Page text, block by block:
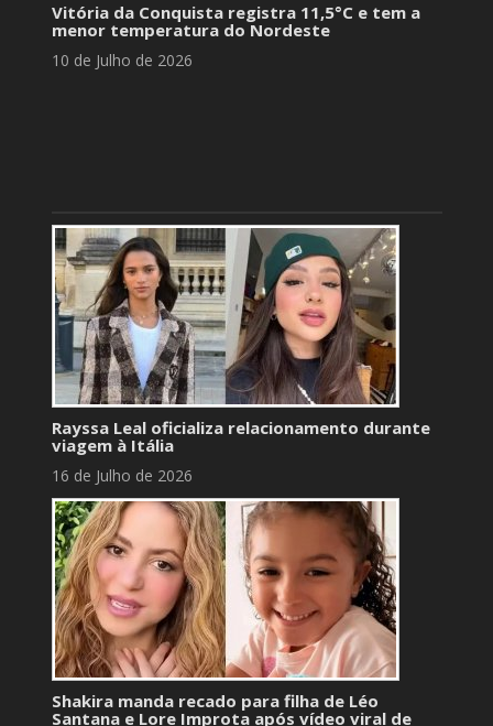
Vitória da Conquista registra 11,5°C e tem a
menor temperatura do Nordeste
10 de Julho de 2026
Rayssa Leal oficializa relacionamento durante
viagem à Itália
16 de Julho de 2026
Shakira manda recado para filha de Léo
Santana e Lore Improta após vídeo viral de